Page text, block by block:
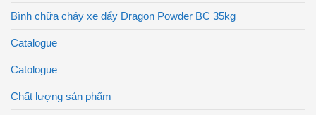
Bình chữa cháy xe đẩy Dragon Powder BC 35kg
Catalogue
Catologue
Chất lượng sản phẩm